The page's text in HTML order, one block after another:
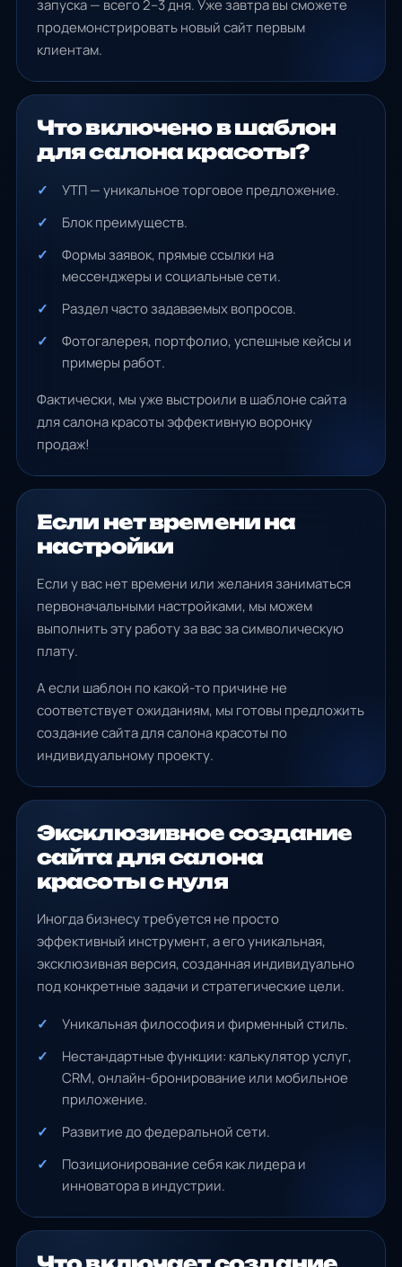
запуска — всего 2–3 дня. Уже завтра вы сможете
продемонстрировать новый сайт первым
клиентам.
Что включено в шаблон
для салона красоты?
УТП — уникальное торговое предложение.
Блок преимуществ.
Формы заявок, прямые ссылки на
мессенджеры и социальные сети.
Раздел часто задаваемых вопросов.
Фотогалерея, портфолио, успешные кейсы и
примеры работ.
Фактически, мы уже выстроили в шаблоне сайта
для салона красоты эффективную воронку
продаж!
Если нет времени на
настройки
Если у вас нет времени или желания заниматься
первоначальными настройками, мы можем
выполнить эту работу за вас за символическую
плату.
А если шаблон по какой-то причине не
соответствует ожиданиям, мы готовы предложить
создание сайта для салона красоты по
индивидуальному проекту.
Эксклюзивное создание
сайта для салона
красоты с нуля
Иногда бизнесу требуется не просто
эффективный инструмент, а его уникальная,
эксклюзивная версия, созданная индивидуально
под конкретные задачи и стратегические цели.
Уникальная философия и фирменный стиль.
Нестандартные функции: калькулятор услуг,
CRM, онлайн-бронирование или мобильное
приложение.
Развитие до федеральной сети.
Позиционирование себя как лидера и
инноватора в индустрии.